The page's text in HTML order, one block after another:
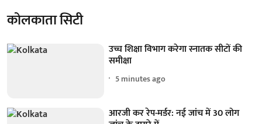
कोलकाता सिटी
उच्च शिक्षा विभाग करेगा स्नातक सीटों की
समीक्षा
5 minutes ago
आरजी कर रेप-मर्डर: नई जांच में 30 लोग